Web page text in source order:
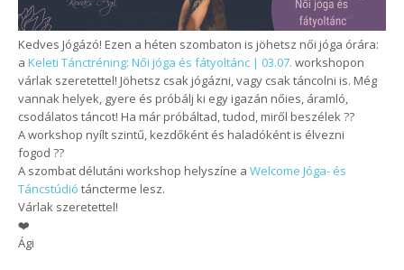
Kedves Jógázó! Ezen a héten szombaton is jöhetsz női jóga órára:
a Keleti Tánctréning: Női jóga és fátyoltánc | 03.07. workshopon
várlak szeretettel! Jöhetsz csak jógázni, vagy csak táncolni is. Még
vannak helyek, gyere és próbálj ki egy igazán nőies, áramló,
csodálatos táncot! Ha már próbáltad, tudod, miről beszélek ??
A workshop nyílt szintű, kezdőként és haladóként is élvezni
fogod ??
A szombat délutáni workshop helyszíne a Welcome Jóga- és
Táncstúdió táncterme lesz.
Várlak szeretettel!
❤️
Ági